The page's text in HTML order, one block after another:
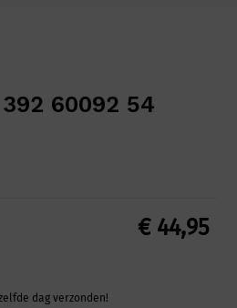
60092 54
€44,95
dag verzonden!